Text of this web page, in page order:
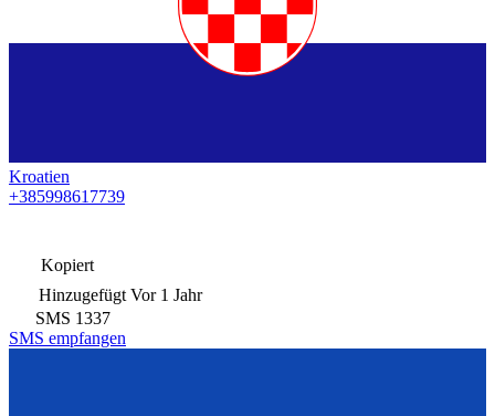
Kroatien
+385998617739
Kopiert
Hinzugefügt Vor 1 Jahr
SMS 1337
SMS empfangen